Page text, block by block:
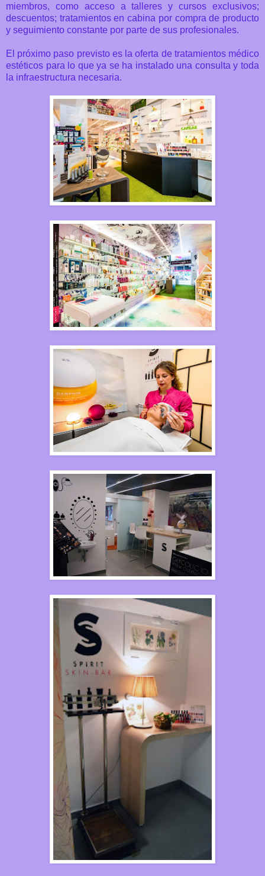
miembros, como acceso a talleres y cursos exclusivos;
descuentos; tratamientos en cabina por compra de producto
y seguimiento constante por parte de sus profesionales.
El próximo paso previsto es la oferta de tratamientos médico
estéticos para lo que ya se ha instalado una consulta y toda
la infraestructura necesaria.